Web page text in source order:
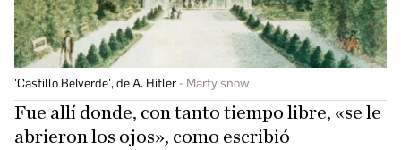
'Castillo Belverde', de A. Hitler Marty snow
Fue allí donde, con tanto tiempo libre, «se le
abrieron los ojos», como escribió